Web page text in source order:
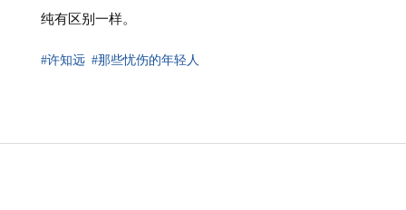
纯有区别一样。
#许知远 #那些忧伤的年轻人